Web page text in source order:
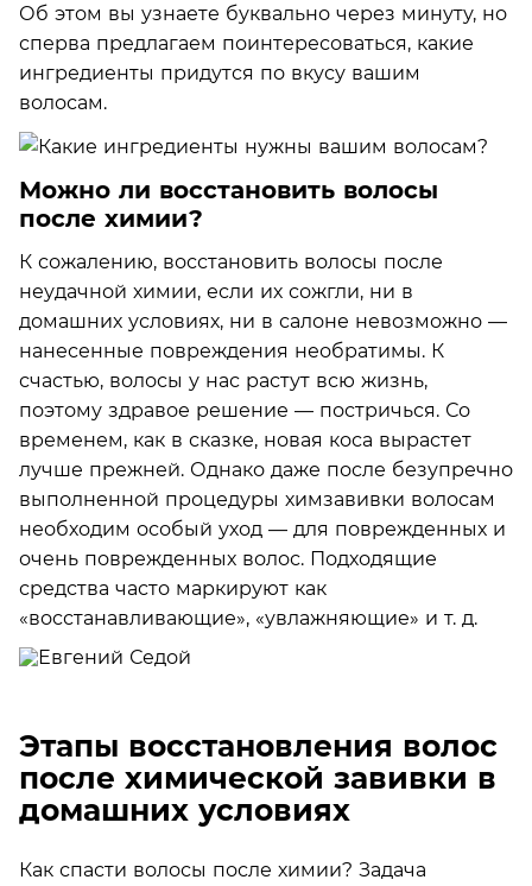
Об этом вы узнаете буквально через минуту, но
сперва предлагаем поинтересоваться, какие
ингредиенты придутся по вкусу вашим
волосам.
Можно ли восстановить волосы
после химии?
К сожалению, восстановить волосы после
неудачной химии, если их сожгли, ни в
домашних условиях, ни в салоне невозможно —
нанесенные повреждения необратимы. К
счастью, волосы у нас растут всю жизнь,
поэтому здравое решение — постричься. Со
временем, как в сказке, новая коса вырастет
лучше прежней. Однако даже после безупречно
выполненной процедуры химзавивки волосам
необходим особый уход — для поврежденных и
очень поврежденных волос. Подходящие
средства часто маркируют как
«восстанавливающие», «увлажняющие» и т. д.
Этапы восстановления волос
после химической завивки в
домашних условиях
Как спасти волосы после химии? Задача